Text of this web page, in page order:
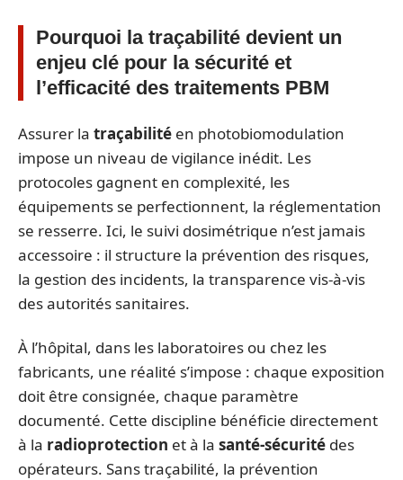
Pourquoi la traçabilité devient un
enjeu clé pour la sécurité et
l’efficacité des traitements PBM
Assurer la traçabilité en photobiomodulation
impose un niveau de vigilance inédit. Les
protocoles gagnent en complexité, les
équipements se perfectionnent, la réglementation
se resserre. Ici, le suivi dosimétrique n’est jamais
accessoire : il structure la prévention des risques,
la gestion des incidents, la transparence vis-à-vis
des autorités sanitaires.
À l’hôpital, dans les laboratoires ou chez les
fabricants, une réalité s’impose : chaque exposition
doit être consignée, chaque paramètre
documenté. Cette discipline bénéficie directement
à la radioprotection et à la santé-sécurité des
opérateurs. Sans traçabilité, la prévention